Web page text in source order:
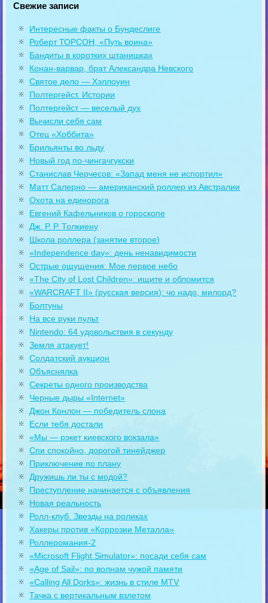
Свежие записи
Интересные факты о Бундеслиге
Роберт ТОРСОН, «Путь воина»
Бандиты в коротких штанишках
Конан-варвар, брат Александра Невского
Святое дело — Хэллоуин
Полтергейст. Истории
Полтергейст — веселый дух
Вычисли себя сам
Отец «Хоббита»
Брильянты во льду
Новый год по-чингачгукски
Станислав Черчесов: «Запад меня не испортил»
Матт Салерно — американский роллер из Австралии
Охота на единорога
Евгений Кафельников о гороскопе
Дж. Р. Р. Толкиену
Школа роллера (занятие второе)
«Independence day»: день ненавидимости
Острые ощущения: Мое первое небо
«The City of Lost Children»: ищите и обломится
«WARCRAFT II» (русская версия): чо надо, милорд?
Болтуны
На все руки пульт
Nintendo: 64 удовольствия в секунду
Земля атакует!
Солдатский аукцион
Объяснялка
Секреты одного производства
Черные дыры «Internet»
Джон Конлон — победитель слона
Если тебя достали
«Мы — рэкет киевского вокзала»
Спи спокойно, дорогой тинейджер
Приключение по плану
Дружишь ли ты с модой?
Преступление начинается с объявления
Новая реальность
Ролл-клуб. Звезды на роликах
Хакеры против «Коррозии Металла»
Роллеромания-2
«Microsoft Flight Simulator»: посади себя сам
«Age of Sail»: по волнам чужой памяти
«Calling All Dorks»: жизнь в стиле MTV
Тачка с вертикальным взлетом